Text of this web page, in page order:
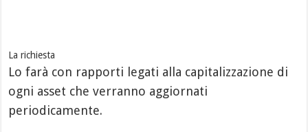
La richiesta
Lo farà con rapporti legati alla capitalizzazione di
ogni asset che verranno aggiornati
periodicamente.